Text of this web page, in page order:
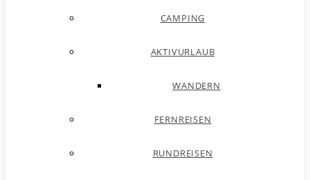
CAMPING
AKTIVURLAUB
WANDERN
FERNREISEN
RUNDREISEN